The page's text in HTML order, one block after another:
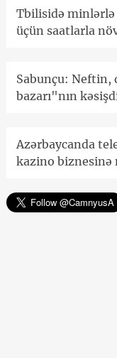
Tbilisidə minlərlə
üçün saatlarla
Sabunçu:
bazarı"nın
Azərbaycanda
kazino biznesinə